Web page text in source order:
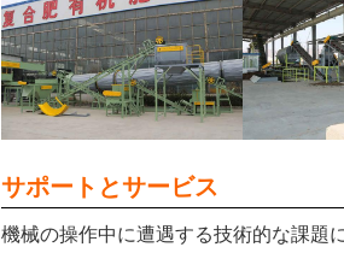
サポートとサービス
機械の操作中に遭遇する技術的な課題